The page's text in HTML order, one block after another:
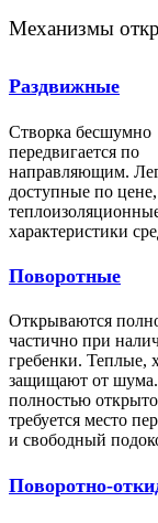
Механизмы
Раздвижные
Створка бесшумно
передвигается по
направляющим.
доступные по цене,
характеристики
Поворотные
Открываются
частично при
гребенки. Теплые,
защищают от
полностью
требуется место
и свободный
Поворотно-